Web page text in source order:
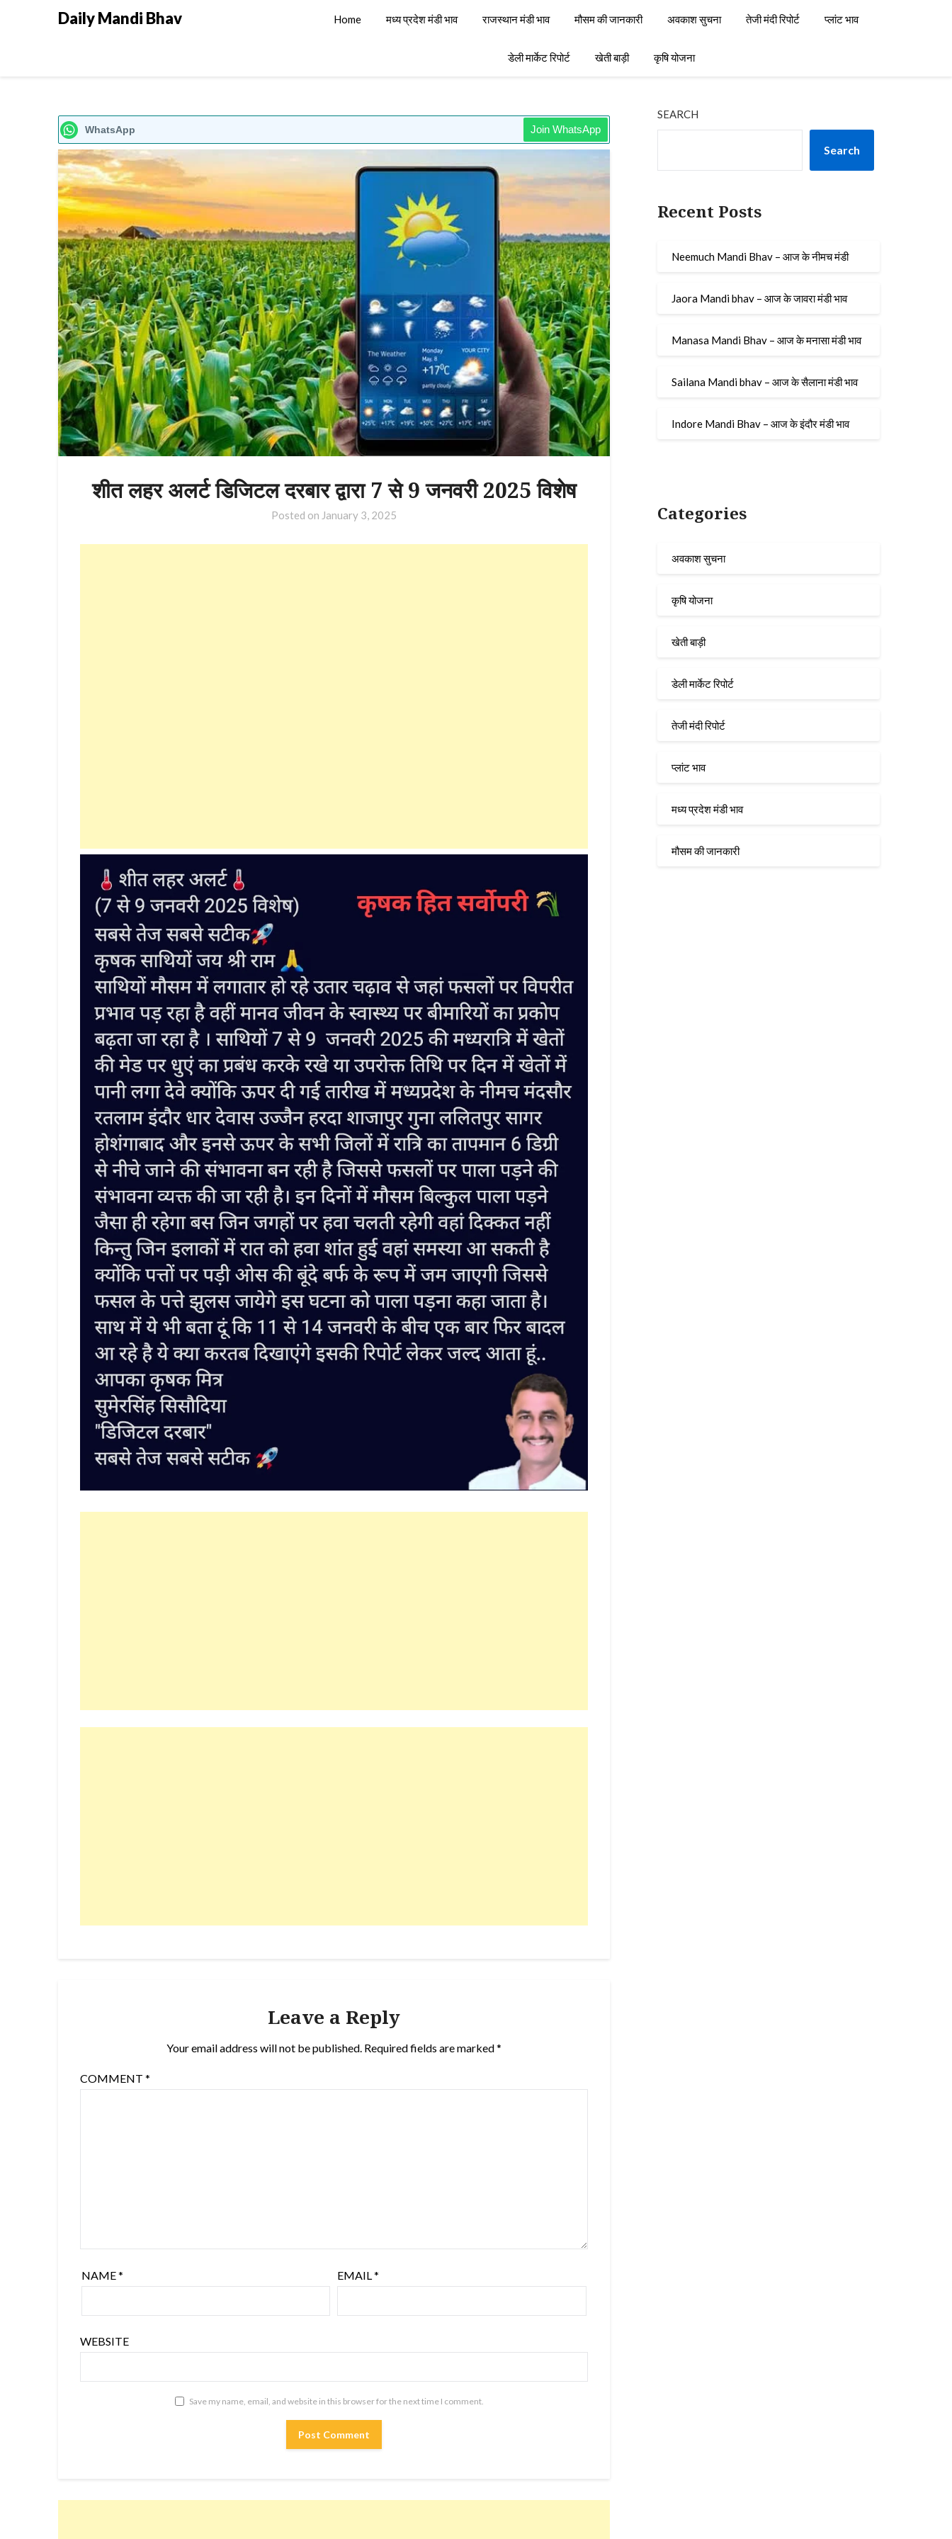
Daily Mandi Bhav Home मध्य प्रदेश मंडी भाव राजस्थान मंडी भाव मौसम की जानकारी अवकाश सुचना तेजी मंदी रिपोर्ट प्लांट भाव
डेली मार्केट रिपोर्ट खेती बाड़ी कृषि योजना
WhatsApp Join WhatsApp
शीत लहर अलर्ट डिजिटल दरबार द्वारा 7 से 9 जनवरी 2025 विशेष
Posted on January 3, 2025
Leave a Reply
Your email address will not be published. Required fields are marked*
COMMENT*
NAME* EMAIL*
WEBSITE
Save my name, email, and website in this browser for the next time I comment.
SEARCH
Search
Recent Posts
Neemuch Mandi Bhav – आज के नीमच मंडी
Jaora Mandi bhav – आज के जावरा मंडी भाव
Manasa Mandi Bhav – आज के मनासा मंडी भाव
Sailana Mandi bhav – आज के सैलाना मंडी भाव
Indore Mandi Bhav – आज के इंदौर मंडी भाव
Categories
अवकाश सुचना
कृषि योजना
खेती बाड़ी
डेली मार्केट रिपोर्ट
तेजी मंदी रिपोर्ट
प्लांट भाव
मध्य प्रदेश मंडी भाव
मौसम की जानकारी